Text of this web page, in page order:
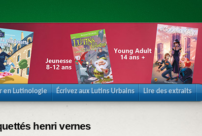
en Lutinologie Écrivez aux Lutins Urbains Lire des extraits
henri vernes